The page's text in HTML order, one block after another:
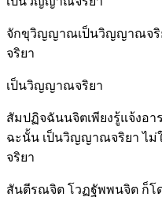
จักขุวิญญาณเป็นวิญญาณจ
จริยา
เป็นวิญญาณจริยา
สัมปฏิจฉันนจิตเพียงรู้แจ้งอ
ฉะนั้น เป็นวิญญาณจริยา ไ
จริยา
สันตีรณจิต โวฏฐัพพนจิต ก็โ